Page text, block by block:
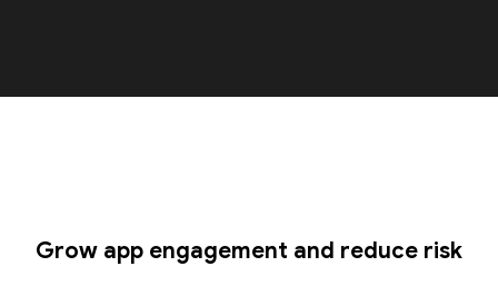
Grow app engagement and reduce risk